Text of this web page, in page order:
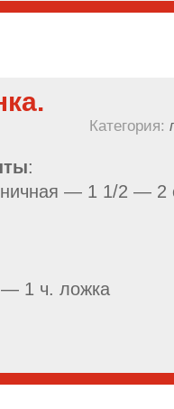
Категория:
:
— 1 1/2 — 2
— 1 ч. ложка